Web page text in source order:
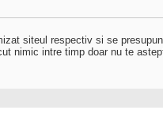
siteul respectiv si se
nimic intre timp doar nu te